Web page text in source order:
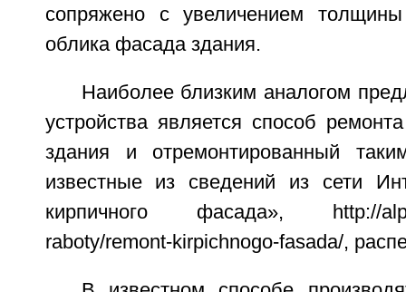
сопряжено с увеличением
облика фасада здания.
Наиболее близким аналогом
устройства является способ
здания и отремонтированный
известные из сведений из сети
кирпичного фасада», http://
raboty/remont-kirpichnogo-fasada/,